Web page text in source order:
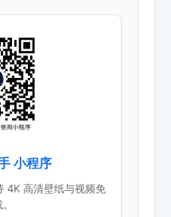
小程序
4K 高清壁纸与视频免